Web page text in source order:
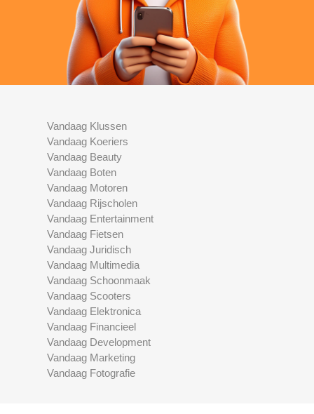
Vandaag Klussen
Vandaag Koeriers
Vandaag Beauty
Vandaag Boten
Vandaag Motoren
Vandaag Rijscholen
Vandaag Entertainment
Vandaag Fietsen
Vandaag Juridisch
Vandaag Multimedia
Vandaag Schoonmaak
Vandaag Scooters
Vandaag Elektronica
Vandaag Financieel
Vandaag Development
Vandaag Marketing
Vandaag Fotografie